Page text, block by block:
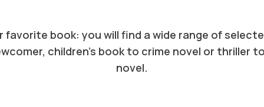
favorite book: you will find a wide range of
children’s book to crime novel or thriller
novel.